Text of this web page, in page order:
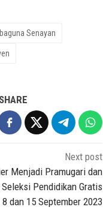
Senayan
SHARE
Next post
Menjadi Pramugari dan
Pendidikan Gratis
8 dan 15 September 2023